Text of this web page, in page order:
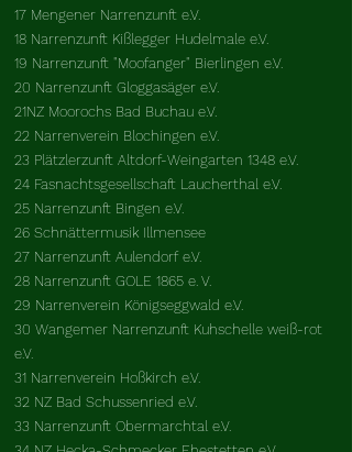
17 Mengener Narrenzunft e.V.
18 Narrenzunft Kißlegger Hudelmale e.V.
19 Narrenzunft "Moofanger" Bierlingen e.V.
20 Narrenzunft Gloggasäger e.V.
21NZ Moorochs Bad Buchau e.V.
22 Narrenverein Blochingen e.V.
23 Plätzlerzunft Altdorf-Weingarten 1348 e.V.
24 Fasnachtsgesellschaft Laucherthal e.V.
25 Narrenzunft Bingen e.V.
26 Schnättermusik Illmensee
27 Narrenzunft Aulendorf e.V.
28 Narrenzunft GOLE 1865 e. V.
29 Narrenverein Königseggwald e.V.
30 Wangemer Narrenzunft Kuhschelle weiß-rot
e.V.
31 Narrenverein Hoßkirch e.V.
32 NZ Bad Schussenried e.V.
33 Narrenzunft Obermarchtal e.V.